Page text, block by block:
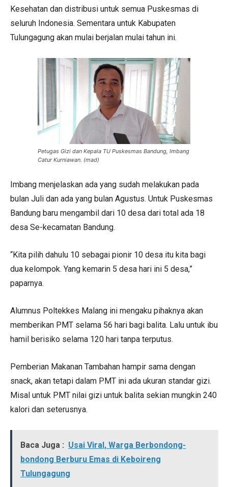
Kesehatan dan distribusi untuk semua Puskesmas di
seluruh Indonesia. Sementara untuk Kabupaten
Tulungagung akan mulai berjalan mulai tahun ini.
Petugas Gizi dan Kepala TU Puskesmas Bandung, Imbang
Catur Kurniawan. (mad)
Imbang menjelaskan ada yang sudah melakukan pada
bulan Juli dan ada yang bulan Agustus. Untuk Puskesmas
Bandung baru mengambil dari 10 desa dari total ada 18
desa Se-kecamatan Bandung.
“Kita pilih dahulu 10 sebagai pionir 10 desa itu kita bagi
dua kelompok. Yang kemarin 5 desa hari ini 5 desa,”
paparnya.
Alumnus Poltekkes Malang ini mengaku pihaknya akan
memberikan PMT selama 56 hari bagi balita. Lalu untuk ibu
hamil berisiko selama 120 hari tanpa terputus.
Pemberian Makanan Tambahan hampir sama dengan
snack, akan tetapi dalam PMT ini ada ukuran standar gizi.
Misal untuk PMT nilai gizi untuk balita sekian mungkin 240
kalori dan seterusnya.
Baca Juga : Usai Viral, Warga Berbondong-
bondong Berburu Emas di Keboireng
Tulungagung